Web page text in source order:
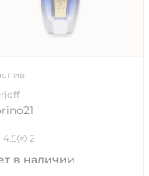
4.5 2
в наличии